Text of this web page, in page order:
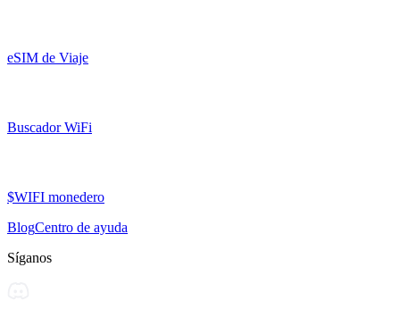
eSIM de Viaje
Buscador WiFi
$WIFI monedero
BlogCentro de ayuda
Síganos